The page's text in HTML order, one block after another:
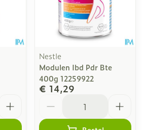
Nestle
Modulen Ibd Pdr Bte
400g 12259922
€ 14,29